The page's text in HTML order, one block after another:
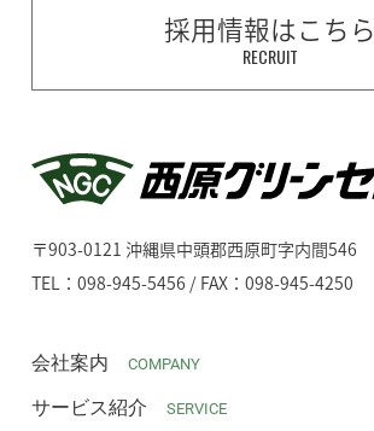
採用情報はこちら
RECRUIT
〒903-0121 沖縄県中頭郡西原町字内間546
TEL：098-945-5456 / FAX：098-945-4250
会社案内 COMPANY
サービス紹介 SERVICE